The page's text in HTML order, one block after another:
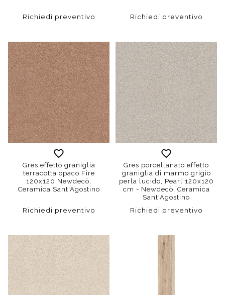
Richiedi preventivo Richiedi preventivo
Gres effetto graniglia
terracotta opaco Fire
120x120 Newdecò,
Ceramica Sant'Agostino
Richiedi preventivo
Gres porcellanato effetto
graniglia di marmo grigio
perla lucido, Pearl 120x120
cm - Newdecò, Ceramica
Sant'Agostino
Richiedi preventivo